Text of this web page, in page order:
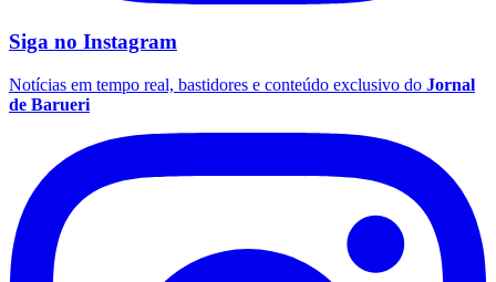
Siga no Instagram
Notícias em tempo real, bastidores e conteúdo exclusivo do Jornal
de Barueri